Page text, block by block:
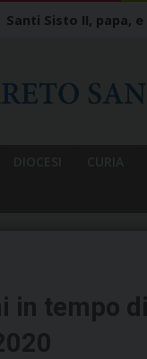
Santi Sisto II, papa,
in tempo